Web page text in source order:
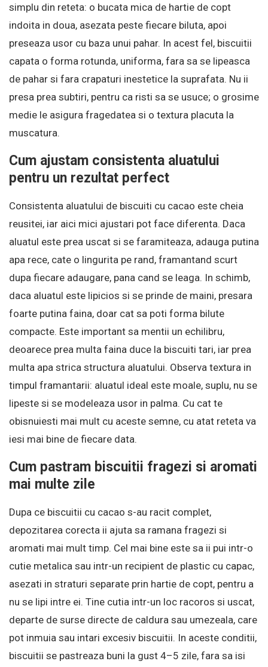
simplu din reteta: o bucata mica de hartie de copt
indoita in doua, asezata peste fiecare biluta, apoi
preseaza usor cu baza unui pahar. In acest fel, biscuitii
capata o forma rotunda, uniforma, fara sa se lipeasca
de pahar si fara crapaturi inestetice la suprafata. Nu ii
presa prea subtiri, pentru ca risti sa se usuce; o grosime
medie le asigura fragedatea si o textura placuta la
muscatura.
Cum ajustam consistenta aluatului
pentru un rezultat perfect
Consistenta aluatului de biscuiti cu cacao este cheia
reusitei, iar aici mici ajustari pot face diferenta. Daca
aluatul este prea uscat si se faramiteaza, adauga putina
apa rece, cate o lingurita pe rand, framantand scurt
dupa fiecare adaugare, pana cand se leaga. In schimb,
daca aluatul este lipicios si se prinde de maini, presara
foarte putina faina, doar cat sa poti forma bilute
compacte. Este important sa mentii un echilibru,
deoarece prea multa faina duce la biscuiti tari, iar prea
multa apa strica structura aluatului. Observa textura in
timpul framantarii: aluatul ideal este moale, suplu, nu se
lipeste si se modeleaza usor in palma. Cu cat te
obisnuiesti mai mult cu aceste semne, cu atat reteta va
iesi mai bine de fiecare data.
Cum pastram biscuitii fragezi si aromati
mai multe zile
Dupa ce biscuitii cu cacao s-au racit complet,
depozitarea corecta ii ajuta sa ramana fragezi si
aromati mai mult timp. Cel mai bine este sa ii pui intr-o
cutie metalica sau intr-un recipient de plastic cu capac,
asezati in straturi separate prin hartie de copt, pentru a
nu se lipi intre ei. Tine cutia intr-un loc racoros si uscat,
departe de surse directe de caldura sau umezeala, care
pot inmuia sau intari excesiv biscuitii. In aceste conditii,
biscuitii se pastreaza buni la gust 4–5 zile, fara sa isi